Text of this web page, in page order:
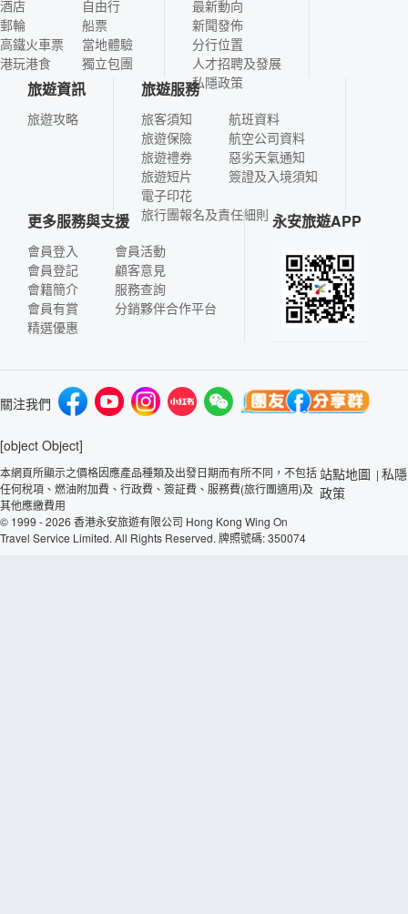
酒店
郵輪
高鐵火車票
港玩港食
自由行
船票
當地體驗
獨立包團
最新動向
新聞發佈
分行位置
人才招聘及發展
私隱政策
旅遊資訊
旅遊攻略
旅遊服務
旅客須知
旅遊保險
旅遊禮券
旅遊短片
電子印花
航班資料
航空公司資料
惡劣天氣通知
簽證及入境須知
旅行團報名及責任細則
更多服務與支援
會員登入
會員登記
會籍簡介
會員有賞
精選優惠
會員活動
顧客意見
服務查詢
分銷夥伴合作平台
永安旅遊APP
關注我們
[object Object]
本網頁所顯示之價格因應產品種類及出發日期而有所不同，不包括
任何稅項、燃油附加費、行政費、簽証費、服務費(旅行團適用)及
其他應繳費用
© 1999 - 2026 香港永安旅遊有限公司 Hong Kong Wing On
Travel Service Limited. All Rights Reserved. 牌照號碼: 350074
站點地圖 | 私隱
政策